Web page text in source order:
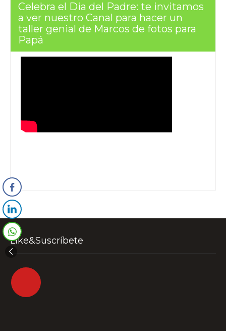
Celebra el Dia del Padre: te invitamos
a ver nuestro Canal para hacer un
taller genial de Marcos de fotos para
Papá
Like&Suscríbete